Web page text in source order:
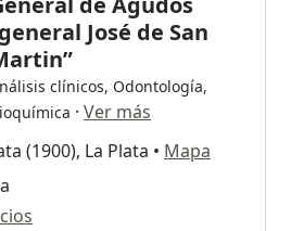
José de San
clínicos, Odontología,
· Ver más
(1900), La Plata • Mapa